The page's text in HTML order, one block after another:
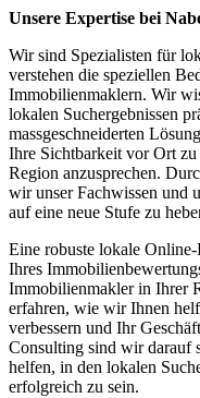
Unsere Expertise bei
Wir sind Spezialisten für
verstehen die speziellen
Immobilienmaklern. Wir
lokalen Suchergebnissen
massgeschneiderten
Ihre Sichtbarkeit vor Ort
Region anzusprechen.
wir unser Fachwissen und
auf eine neue Stufe zu
Eine robuste lokale
Ihres
Immobilienmakler in Ihrer
erfahren, wie wir Ihnen
verbessern und Ihr
Consulting sind wir darauf
helfen, in den lokalen
erfolgreich zu sein.